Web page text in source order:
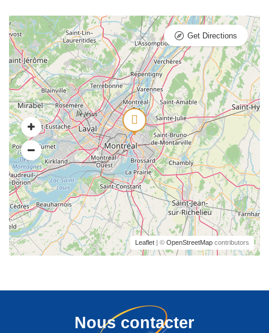
Leaflet | © OpenStreetMap contributors
Get Directions
Nous contacter